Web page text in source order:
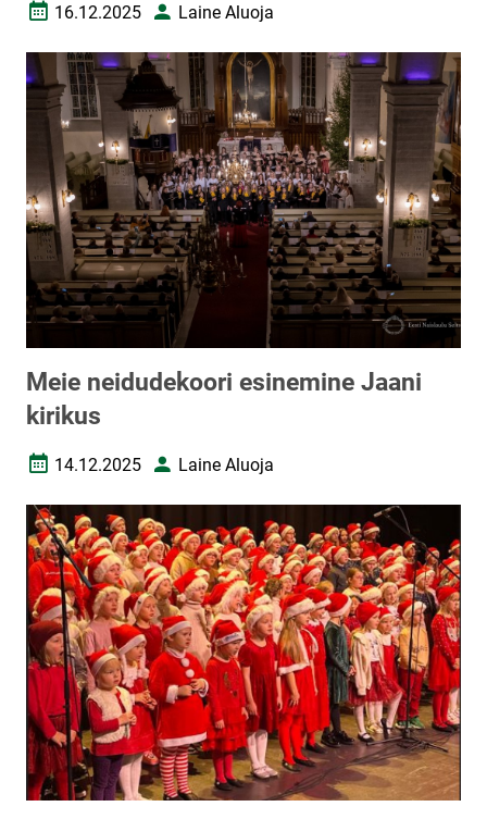
Loomise kuupäev
16.12.2025 AutorLaine Aluoja
Meie neidudekoori esinemine Jaani
kirikus
Loomise kuupäev
14.12.2025 AutorLaine Aluoja